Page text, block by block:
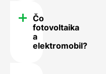
Čo
fotovoltaika
a
elektromobil?